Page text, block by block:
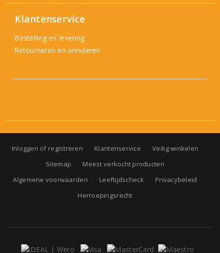
Klantenservice
Bestelling en levering
Retourneren en annuleren
Inloggen of registreren Klantenservice
Veilig winkelen
Sitemap
Meest verkocht producten
Algemene voorwaarden
Leeftijdscheck
Privacybeleid
Herroepingsrecht